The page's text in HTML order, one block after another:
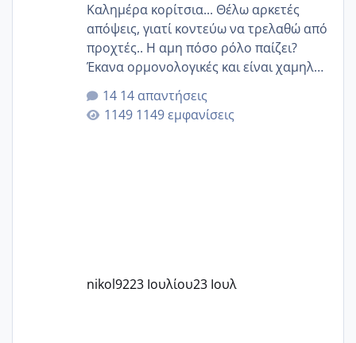
Καλημέρα κορίτσια... Θέλω αρκετές
απόψεις, γιατί κοντεύω να τρελαθώ από
προχτές.. Η αμη πόσο ρόλο παίζει?
Έκανα ορμονολογικές και είναι χαμηλή
για την ηλικία μου.. Είχα ήδη μια
εγκυμοσύνη, που έπρεπε να τερματιστεί
στην 27η εβδομάδα και προσπαθώ 7
14 απαντήσεις
1149 εμφανίσεις
nikol9223 Ιουλίου23 Ιουλ